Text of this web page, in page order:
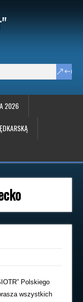
2026
Polskiego
wszystkich